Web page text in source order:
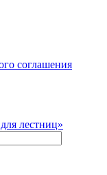
соглашения
лестниц»